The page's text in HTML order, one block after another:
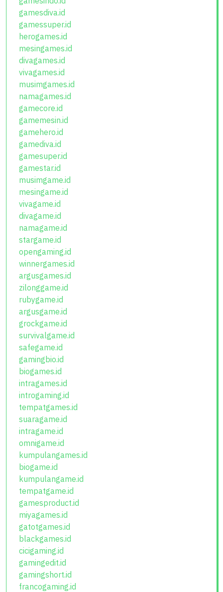
gamesdiva.id
gamessuper.id
herogames.id
mesingames.id
divagames.id
vivagames.id
musimgames.id
namagames.id
gamecore.id
gamemesin.id
gamehero.id
gamediva.id
gamesuper.id
gamestar.id
musimgame.id
mesingame.id
vivagame.id
divagame.id
namagame.id
stargame.id
opengaming.id
winnergames.id
argusgames.id
zilonggame.id
rubygame.id
argusgame.id
grockgame.id
survivalgame.id
safegame.id
gamingbio.id
biogames.id
intragames.id
introgaming.id
tempatgames.id
suaragame.id
intragame.id
omnigame.id
kumpulangames.id
biogame.id
kumpulangame.id
tempatgame.id
gamesproduct.id
miyagames.id
gatotgames.id
blackgames.id
cicigaming.id
gamingedit.id
gamingshort.id
francogaming.id